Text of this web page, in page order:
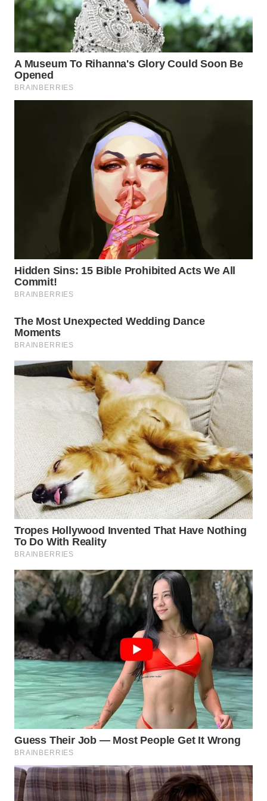
Wahana
Media
Group
WAHANA
NEWS
KONSUMEN
WAHANA
WAHANA
TRAVEL
WAHANANEWS
ID
WAHANANEWS
CO ID
WAHANANEWS
NET
WAHANA
SPORT
WAHANA
UMKM
WAHANA
SELEB
WAHANA
PERSONA
WAHANA
OTOMOTIF
WAHANA
HEALTH